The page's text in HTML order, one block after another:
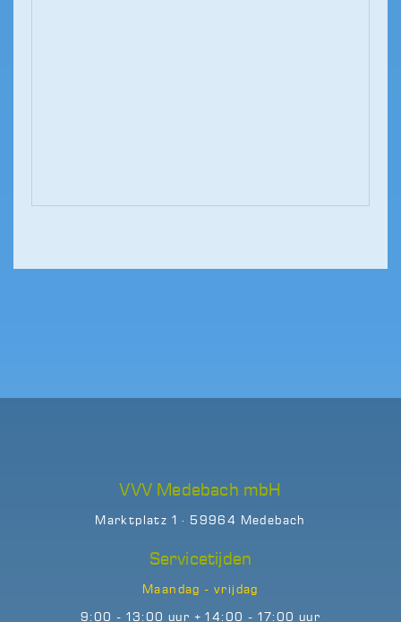
VVV Medebach mbH
Marktplatz 1 · 59964 Medebach
Servicetijden
Maandag - vrijdag
9:00 - 13:00 uur + 14:00 - 17:00 uur